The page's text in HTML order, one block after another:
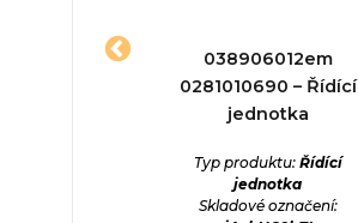
038906012em
0281010690 – Řídící
jednotka
Typ produktu: Řídící
jednotka
Skladové označení: